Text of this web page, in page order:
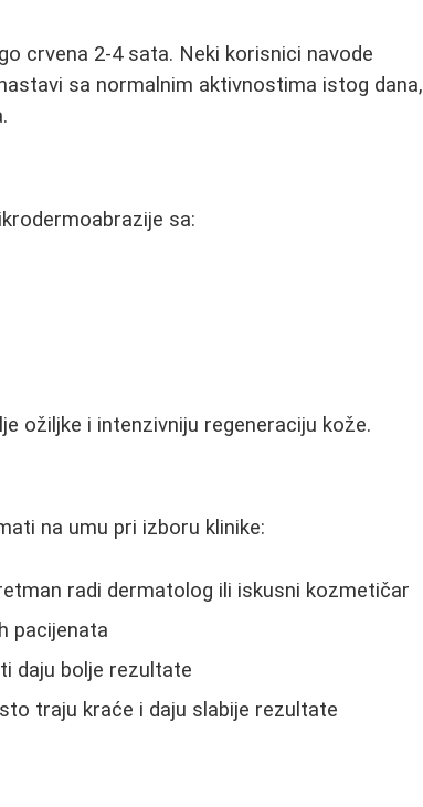
crvena 2-4 sata. Neki korisnici navode
sa normalnim aktivnostima istog dana,
sa:
ožiljke i intenzivniju regeneraciju kože.
na umu pri izboru klinike:
radi dermatolog ili iskusni kozmetičar
pacijenata
daju bolje rezultate
traju kraće i daju slabije rezultate